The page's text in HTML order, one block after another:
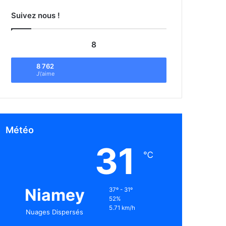
Suivez nous !
8
8 762
J\'aime
Météo
Niamey
Nuages Dispersés
31 ℃
37º - 31º
52%
5.71 km/h